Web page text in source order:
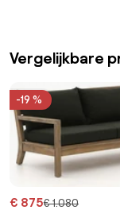
Vergelijkbare
-19 %
€ 875€ 1.080